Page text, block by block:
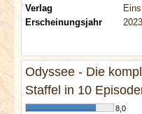
Verlag
Erscheinungsjahr
2023
Odyssee - Die
Staffel in 10
8,0